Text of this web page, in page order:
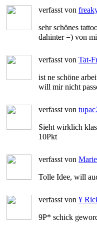
verfasst von
sehr schönes
dahinter =) von
verfasst von Tat-
ist ne schöne
will mir nicht
verfasst von
Sieht wirklich
10Pkt
verfasst von
Tolle Idee, will
verfasst von ¥
9P* schick